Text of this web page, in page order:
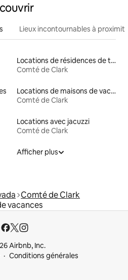
Lieux incontournables à
Locations de résidences de tourisme
Comté de Clark
Locations de maisons de vacances
Comté de Clark
Locations avec jacuzzi
Comté de Clark
Afficher plus
Comté de Clark
vacances
Airbnb, Inc.
Conditions générales